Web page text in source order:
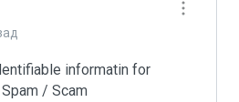
informatin for
/ Scam